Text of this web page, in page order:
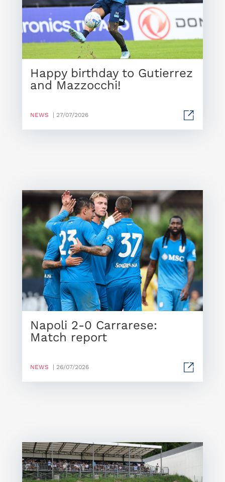
Happy birthday to Gutierrez
and Mazzocchi!
NEWS | 27/07/2026
Napoli 2-0 Carrarese:
Match report
NEWS | 26/07/2026